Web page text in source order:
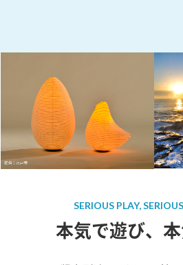
SERIOUS PLAY,
本気で遊び、